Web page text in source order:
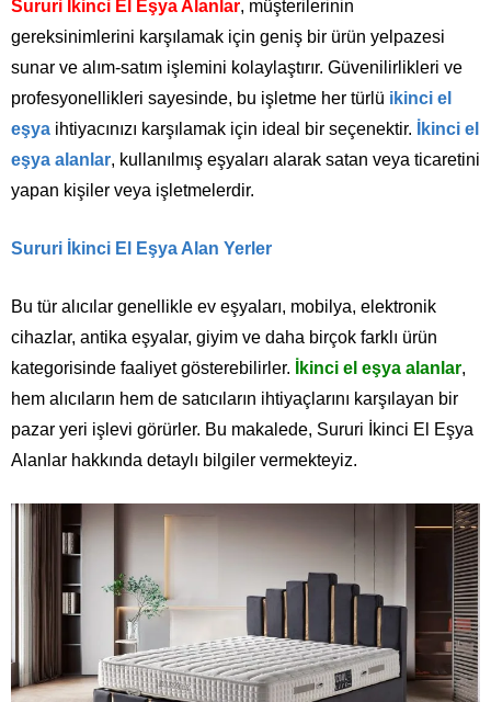
Sururi İkinci El Eşya Alanlar, müşterilerinin
gereksinimlerini karşılamak için geniş bir ürün yelpazesi
sunar ve alım-satım işlemini kolaylaştırır. Güvenilirlikleri ve
profesyonellikleri sayesinde, bu işletme her türlü ikinci el
eşya ihtiyacınızı karşılamak için ideal bir seçenektir.
İkinci el
eşya alanlar, kullanılmış eşyaları alarak satan veya ticaretini
yapan kişiler veya işletmelerdir.
Sururi İkinci El Eşya Alan Yerler
Bu tür alıcılar genellikle ev eşyaları, mobilya, elektronik
cihazlar, antika eşyalar, giyim ve daha birçok farklı ürün
kategorisinde faaliyet gösterebilirler.
İkinci el eşya alanlar,
hem alıcıların hem de satıcıların ihtiyaçlarını karşılayan bir
pazar yeri işlevi görürler. Bu makalede, Sururi İkinci El Eşya
Alanlar hakkında detaylı bilgiler vermekteyiz.